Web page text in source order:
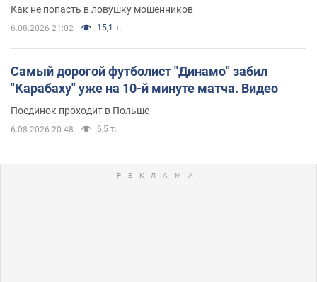
Как не попасть в ловушку мошенников
6.08.2026 21:02 15,1 т.
Самый дорогой футболист "Динамо" забил
"Карабаху" уже на 10-й минуте матча. Видео
Поединок проходит в Польше
6.08.2026 20:48 6,5 т.